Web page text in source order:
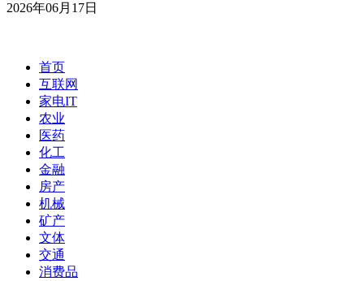
2026年06月17日
首页
互联网
家电IT
农业
医药
化工
金融
房产
机械
矿产
文体
交通
消费品